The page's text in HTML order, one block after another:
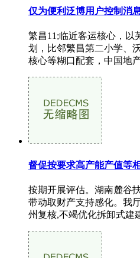
仅为便利泛博用户控制消
繁昌11;临近客运核心，以
划，比邻繁昌第二小学、
核心等糊口配套，中国地
督促按要求高产能产值等
按期开展评估。湖南麓谷
带动取财产支持感化。我
州复核,不竭优化拆卸式建